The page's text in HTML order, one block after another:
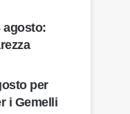
agosto:
per
i Gemelli